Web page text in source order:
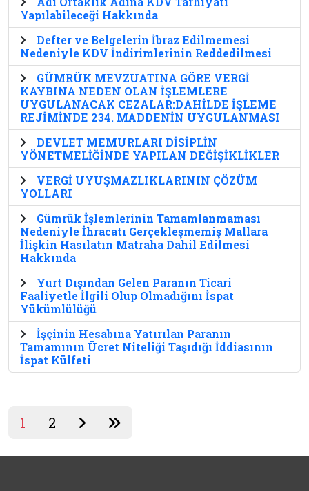
Yapılabileceği Hakkında
Defter ve Belgelerin İbraz Edilmemesi
Nedeniyle KDV İndirimlerinin Reddedilmesi
GÜMRÜK MEVZUATINA GÖRE VERGİ
KAYBINA NEDEN OLAN İŞLEMLERE
UYGULANACAK CEZALAR:DAHİLDE İŞLEME
REJİMİNDE 234. MADDENİN UYGULANMASI
DEVLET MEMURLARI DİSİPLİN
YÖNETMELİĞİNDE YAPILAN DEĞİŞİKLİKLER
VERGİ UYUŞMAZLIKLARININ ÇÖZÜM
YOLLARI
Gümrük İşlemlerinin Tamamlanmaması
Nedeniyle İhracatı Gerçekleşmemiş Mallara
İlişkin Hasılatın Matraha Dahil Edilmesi
Hakkında
Yurt Dışından Gelen Paranın Ticari
Faaliyetle İlgili Olup Olmadığını İspat
Yükümlülüğü
İşçinin Hesabına Yatırılan Paranın
Tamamının Ücret Niteliği Taşıdığı İddiasının
İspat Külfeti
1 2